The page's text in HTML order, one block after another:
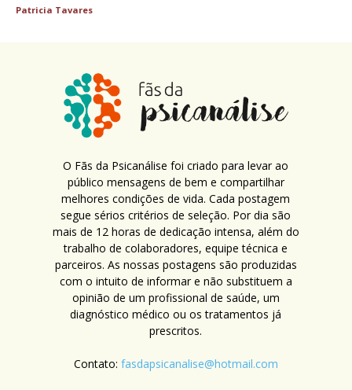
Patricia Tavares
O Fãs da Psicanálise foi criado para levar ao
público mensagens de bem e compartilhar
melhores condições de vida. Cada postagem
segue sérios critérios de seleção. Por dia são
mais de 12 horas de dedicação intensa, além do
trabalho de colaboradores, equipe técnica e
parceiros. As nossas postagens são produzidas
com o intuito de informar e não substituem a
opinião de um profissional de saúde, um
diagnóstico médico ou os tratamentos já
prescritos.
Contato: fasdapsicanalise@hotmail.com